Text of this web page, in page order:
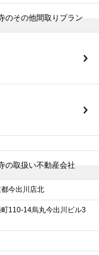
のその他間取りプラン
の取扱い不動産会社
今出川店北
110-14烏丸今出川ビル3